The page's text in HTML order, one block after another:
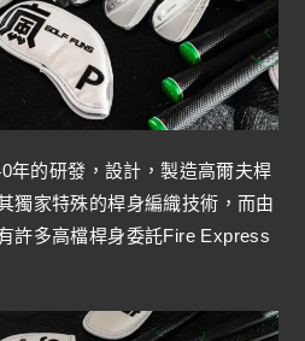
年的研發，設計，製造高爾夫桿
獨家特殊的桿身編織技術，而由
許多高檔桿身委託Fire Express